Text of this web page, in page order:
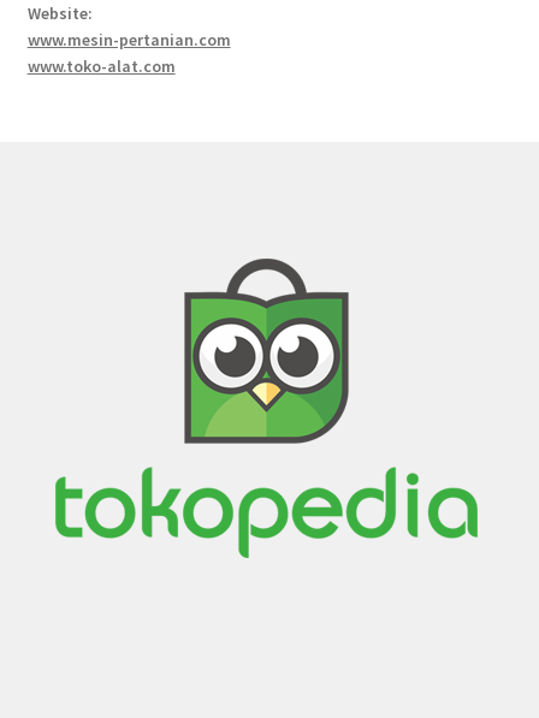
Website:
www.mesin-pertanian.com
www.toko-alat.com